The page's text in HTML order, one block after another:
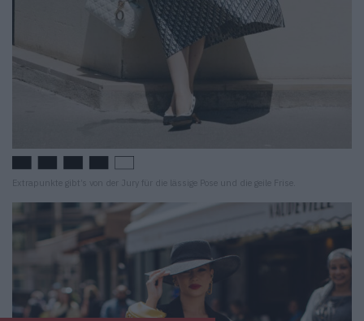
Extrapunkte gibt’s von der Jury für die lässige Pose und die geile Frise.